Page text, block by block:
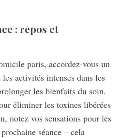
: repos et
paris, accordez-vous un
activités intenses dans les
les bienfaits du soin.
éliminer les toxines libérées
notez vos sensations pour les
séance – cela